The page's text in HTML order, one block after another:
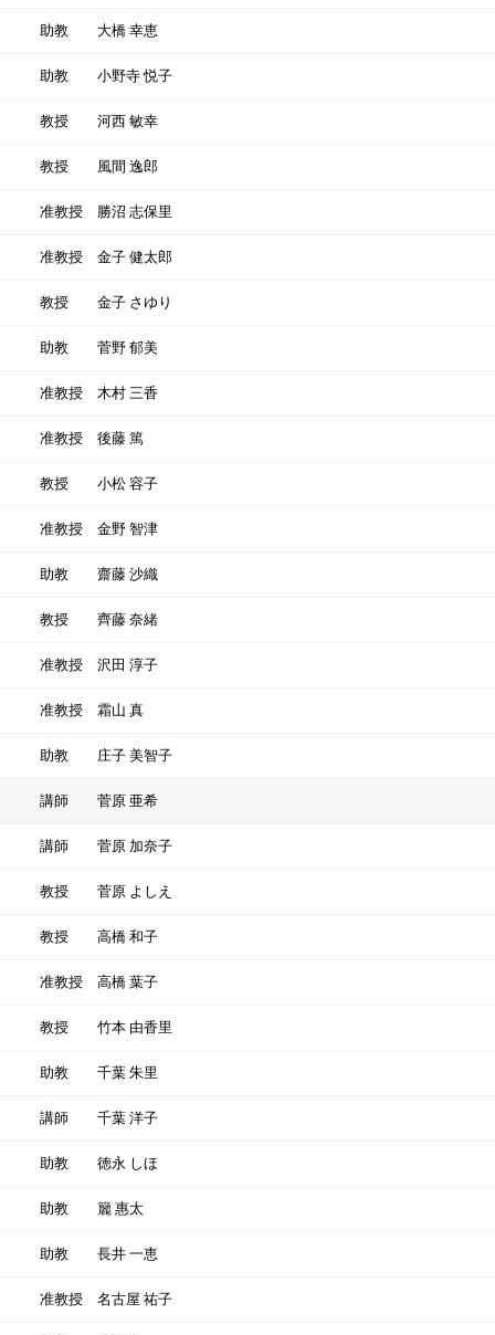
助教 大橋 幸恵
助教 小野寺 悦子
教授 河西 敏幸
教授 風間 逸郎
准教授 勝沼 志保里
准教授 金子 健太郎
教授 金子 さゆり
助教 菅野 郁美
准教授 木村 三香
准教授 後藤 篤
教授 小松 容子
准教授 金野 智津
助教 齋藤 沙織
教授 齊藤 奈緒
准教授 沢田 淳子
准教授 霜山 真
助教 庄子 美智子
講師 菅原 亜希
講師 菅原 加奈子
教授 菅原 よしえ
教授 高橋 和子
准教授 高橋 葉子
教授 竹本 由香里
助教 千葉 朱里
講師 千葉 洋子
助教 徳永 しほ
助教 籭 惠太
助教 長井 一恵
准教授 名古屋 祐子